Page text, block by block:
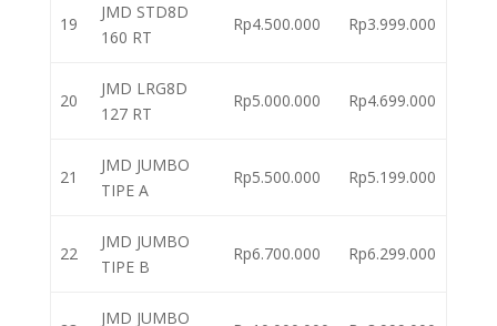
19
JMD STD8D
160 RT
Rp4.500.000 Rp3.999.000
20
JMD LRG8D
127 RT
Rp5.000.000 Rp4.699.000
21
JMD JUMBO
TIPE A
Rp5.500.000 Rp5.199.000
22
JMD JUMBO
TIPE B
Rp6.700.000 Rp6.299.000
JMD JUMBO